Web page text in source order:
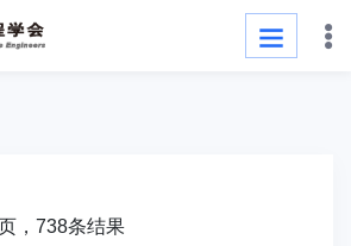
，738条结果